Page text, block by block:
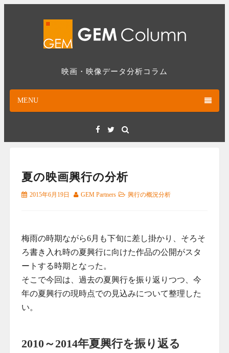
映画・映像データ分析コラム
MENU
Facebook
Twitter
夏の映画興行の分析
2015年6月19日 GEM Partners 興行の概況分析
梅雨の時期ながら6月も下旬に差し掛かり、そろそ
ろ書き入れ時の夏興行に向けた作品の公開がスタ
ートする時期となった。
そこで今回は、過去の夏興行を振り返りつつ、今
年の夏興行の現時点での見込みについて整理した
い。
2010～2014年夏興行を振り返る